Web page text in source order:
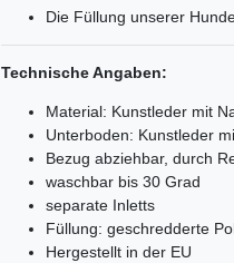
Die Füllung unserer
Technische Angaben:
Material: Kunstleder mit
Unterboden: Kunstleder
Bezug abziehbar, durch
waschbar bis 30 Grad
separate Inletts
Füllung: geschredderte
Hergestellt in der EU